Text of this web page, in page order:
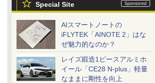
Special Site
AIスマートノートの
iFLYTEK「AINOTE 2」はな
ぜ魅力的なのか？
レイズ鍛造1ピースアルミホ
イール「CE28 N-plus」軽量
なままに剛性を向上